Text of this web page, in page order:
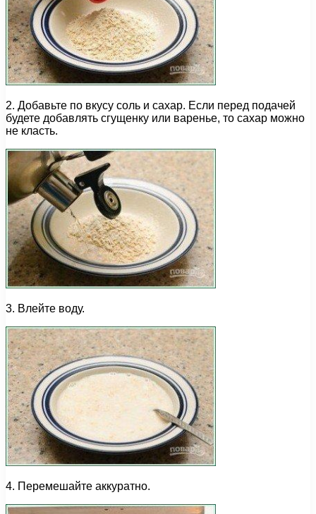
2. Добавьте по вкусу соль и сахар. Если перед подачей
будете добавлять сгущенку или варенье, то сахар можно
не класть.
3. Влейте воду.
4. Перемешайте аккуратно.